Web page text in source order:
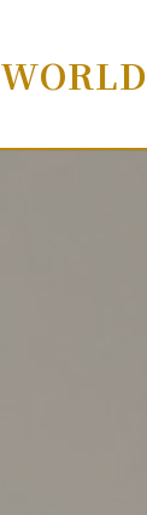
WORLD